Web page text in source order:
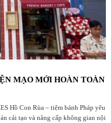
MẠO MỚI HOÀN TOÀN
Hồ Con Rùa – tiệm bánh Pháp yêu
cải tạo và nâng cấp không gian nội